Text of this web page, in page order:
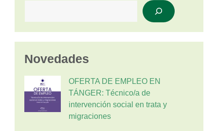
Novedades
OFERTA DE EMPLEO EN
TÁNGER: Técnico/a de
intervención social en trata y
migraciones